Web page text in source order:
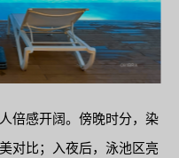
倍感开阔。傍晚时分，染
对比；入夜后，泳池区亮